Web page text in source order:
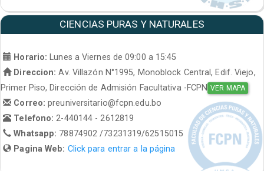
CIENCIAS PURAS Y NATURALES
Horario:
Lunes a Viernes de 09:00 a 15:45
Direccion: Av. Villazón N°1995, Monoblock Central, Edif. Viejo,
Primer Piso, Dirección de Admisión Facultativa -FCPN VER MAPA
Correo:preuniversitario@fcpn.edu.bo
Telefono: 2-440144 - 2612819
Whatsapp: 78874902 /73231319/62515015
Pagina Web: Click para entrar a la página